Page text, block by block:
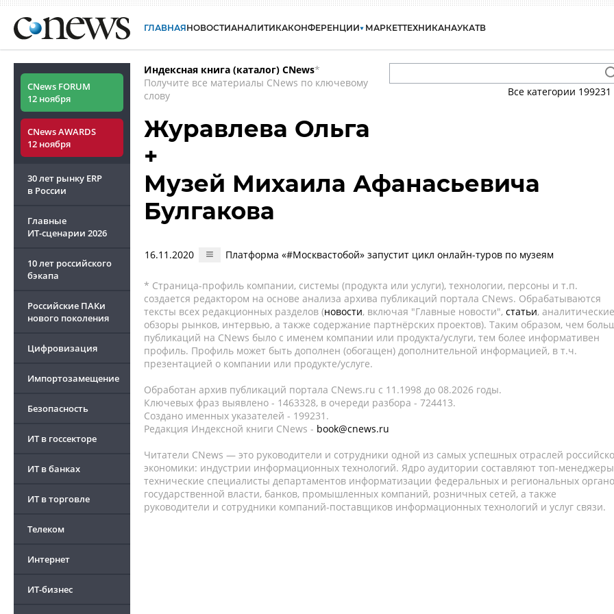
ГЛАВНАЯНОВОСТИАНАЛИТИКАКОНФЕРЕНЦИИ МАРКЕТТЕХНИКАНАУКАТВ
CNews FORUM
12 ноября
CNews AWARDS
12 ноября
30 лет рынку ERP
в России
Главные
ИТ-сценарии 2026
10 лет российского
бэкапа
Российские ПАКи
нового поколения
Цифровизация
Импортозамещение
Безопасность
ИТ в госсекторе
ИТ в банках
ИТ в торговле
Телеком
Интернет
ИТ-бизнес
Индексная книга (каталог) CNews*
Получите все материалы CNews по ключевому
слову
Все категории 199231
Журавлева Ольга
+
Музей Михаила Афанасьевича
Булгакова
16.11.2020 Платформа «#Москвастобой» запустит цикл онлайн-туров по музеям
* Страница-профиль компании, системы (продукта или услуги), технологии, персоны и т.п.
создается редактором на основе анализа архива публикаций портала CNews. Обрабатываются
тексты всех редакционных разделов (новости, включая "Главные новости", статьи, аналитические
обзоры рынков, интервью, а также содержание партнёрских проектов). Таким образом, чем
публикаций на CNews было с именем компании или продукта/услуги, тем более информативен
профиль. Профиль может быть дополнен (обогащен) дополнительной информацией, в т.ч.
презентацией о компании или продукте/услуге.
Обработан архив публикаций портала CNews.ru c 11.1998 до 08.2026 годы.
Ключевых фраз выявлено - 1463328, в очереди разбора - 724413.
Создано именных указателей - 199231.
Редакция Индексной книги CNews - book@cnews.ru
Читатели CNews — это руководители и сотрудники одной из самых успешных отраслей
экономики: индустрии информационных технологий. Ядро аудитории составляют топ-
технические специалисты департаментов информатизации федеральных и региональных
государственной власти, банков, промышленных компаний, розничных сетей, а также
руководители и сотрудники компаний-поставщиков информационных технологий и услуг связи.